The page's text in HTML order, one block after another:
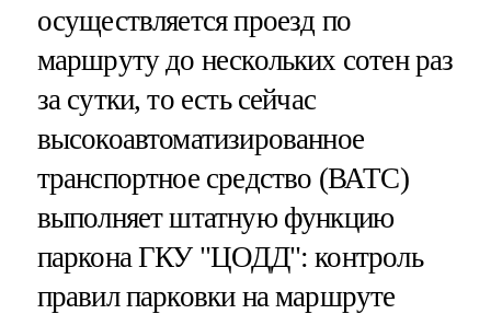
осуществляется проезд по
маршруту до нескольких сотен раз
за сутки, то есть сейчас
высокоавтоматизированное
транспортное средство (ВАТС)
выполняет штатную функцию
паркона ГКУ "ЦОДД": контроль
правил парковки на маршруте